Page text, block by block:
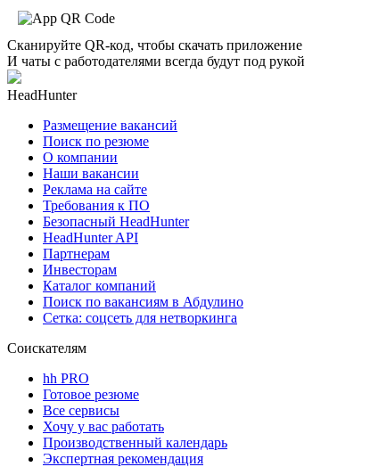
Сканируйте QR-код, чтобы скачать приложение
И чаты с работодателями всегда будут под рукой
HeadHunter
Размещение вакансий
Поиск по резюме
О компании
Наши вакансии
Реклама на сайте
Требования к ПО
Безопасный HeadHunter
HeadHunter API
Партнерам
Инвесторам
Каталог компаний
Поиск по вакансиям в Абдулино
Сетка: соцсеть для нетворкинга
Соискателям
hh PRO
Готовое резюме
Все сервисы
Хочу у вас работать
Производственный календарь
Экспертная рекомендация